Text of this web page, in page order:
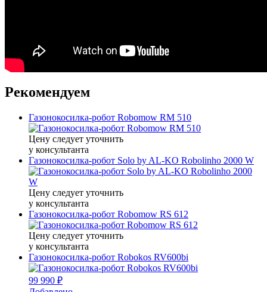
Рекомендуем
Газонокосилка-робот Robomow RM 510
Цену следует уточнить
у консультанта
Газонокосилка-робот Solo by AL-KO Robolinho 2000 W
Цену следует уточнить
у консультанта
Газонокосилка-робот Robomow RS 612
Цену следует уточнить
у консультанта
Газонокосилка-робот Robokos RV600bi
99 990 ₽